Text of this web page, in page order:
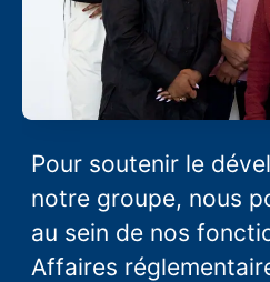
Pour soutenir le
notre groupe, nous
au sein de nos
Affaires